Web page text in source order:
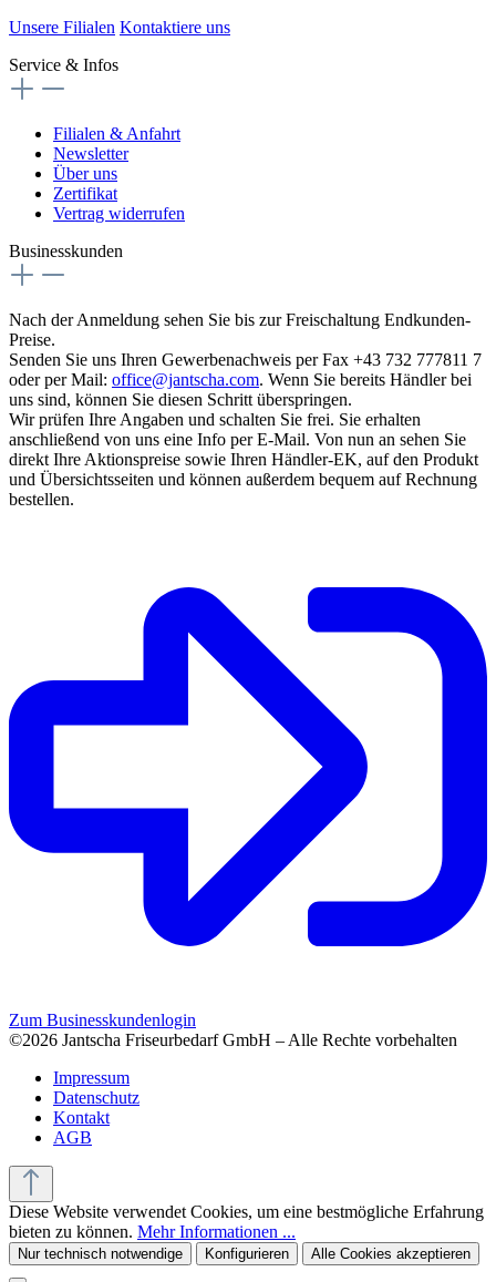
Unsere Filialen Kontaktiere uns
Service & Infos
Filialen & Anfahrt
Newsletter
Über uns
Zertifikat
Vertrag widerrufen
Businesskunden
Nach der Anmeldung sehen Sie bis zur Freischaltung Endkunden-
Preise.
Senden Sie uns Ihren Gewerbenachweis per Fax +43 732 777811 7
oder per Mail: office@jantscha.com. Wenn Sie bereits Händler bei
uns sind, können Sie diesen Schritt überspringen.
Wir prüfen Ihre Angaben und schalten Sie frei. Sie erhalten
anschließend von uns eine Info per E-Mail. Von nun an sehen Sie
direkt Ihre Aktionspreise sowie Ihren Händler-EK, auf den Produkt
und Übersichtsseiten und können außerdem bequem auf Rechnung
bestellen.
Zum Businesskundenlogin
©2026 Jantscha Friseurbedarf GmbH – Alle Rechte vorbehalten
Impressum
Datenschutz
Kontakt
AGB
Diese Website verwendet Cookies, um eine bestmögliche Erfahrung
bieten zu können. Mehr Informationen ...
Nur technisch notwendige Konfigurieren Alle Cookies akzeptieren